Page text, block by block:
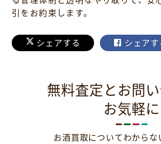
引をお約束します。
シェアする シェアす
無料査定とお問
お気軽に
お酒買取についてわからな